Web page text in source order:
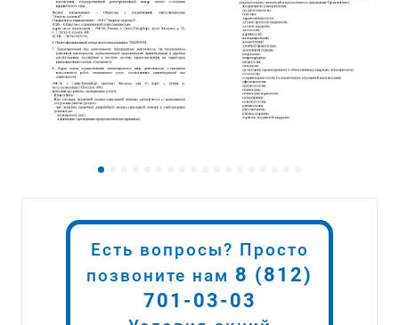
Есть вопросы? Просто
позвоните нам 8 (812)
701-03-03